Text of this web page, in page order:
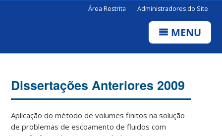
Área Restrita Administradores do Site
MENU
Dissertações Anteriores 2009
Aplicação do método de volumes finitos na solução
de problemas de escoamento de fluidos com